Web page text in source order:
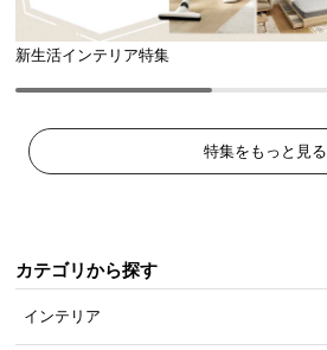
新生活インテリア特集
特集をもっと見る
カテゴリから探す
インテリア